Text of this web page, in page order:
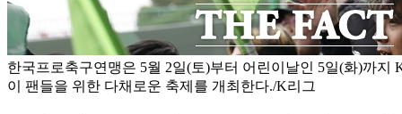
한국프로축구연맹은 5월 2일(토)부터 어린이날인 5일(화)까지
이 팬들을 위한 다채로운 축제를 개최한다./K리그